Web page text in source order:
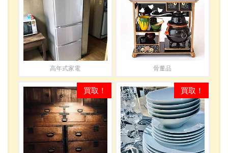
高年式家電 骨董品